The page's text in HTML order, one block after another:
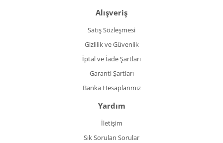
Alışveriş
Satış Sözleşmesi
Gizlilik ve Güvenlik
İptal ve İade Şartları
Garanti Şartları
Banka Hesaplarımız
Yardım
İletişim
Sık Sorulan Sorular